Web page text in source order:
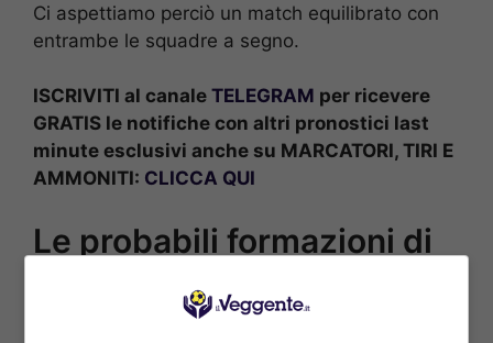
Ci aspettiamo perciò un match equilibrato con
entrambe le squadre a segno.
ISCRIVITI al canale TELEGRAM per ricevere
GRATIS le notifiche con altri pronostici last
minute esclusivi anche su MARCATORI, TIRI E
AMMONITI: CLICCA QUI
Le probabili formazioni di
Arsenal-Manchester